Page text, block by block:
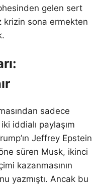
gelen sert
krizin sona ermekten
sadece
iddialı paylaşım
Jeffrey Epstein
süren Musk, ikinci
kazanmasının
yazmıştı. Ancak bu